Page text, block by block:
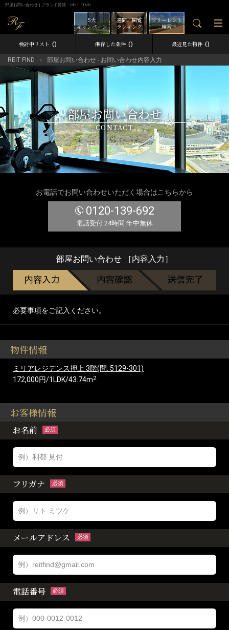
部屋お問い合わせ | ブランド賃貸－REIT FIND
フリーレント
検索
週間／閲覧
ランキング
5大
キャンペーン
検討中リスト 0 保存した条件 0 最近見た物件 0
REIT FIND 部屋お問い合わせ - お問い合わせ内容入力
部屋お問い合わせ
CONTACT
お電話でお問い合わせいただく場合はこちらから
0120-139-692
電話受付 24時間 年中無休
部屋お問い合わせ ［内容入力］
必要事項をご記入ください。
物件情報
ミリアレジデンス押上 3階(問: 5129-301)
172,000円/1LDK/43.74m2
お客様情報
お名前 必須
フリガナ 必須
メールアドレス 必須
電話番号 必須